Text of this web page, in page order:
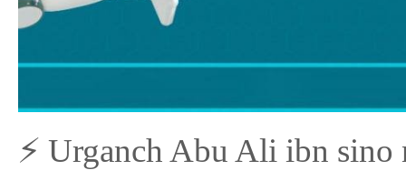
⚡️ Urganch Abu Ali ibn